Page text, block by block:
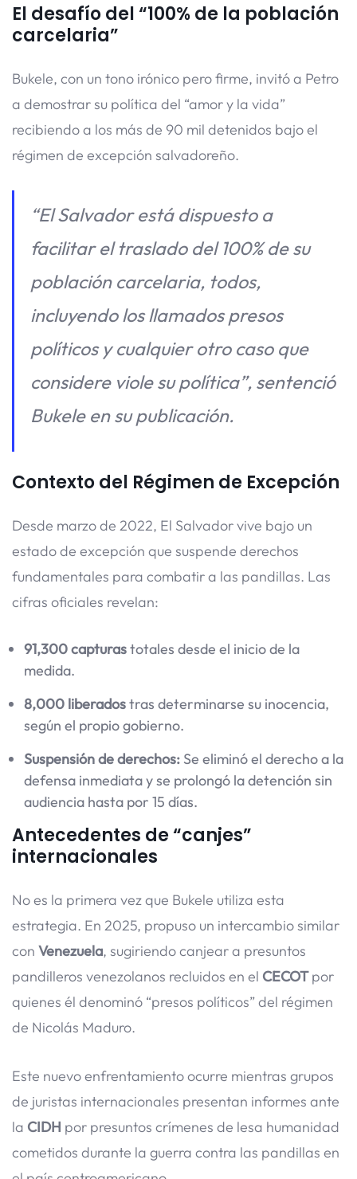
El desafío del “100% de la población
carcelaria”
Bukele, con un tono irónico pero firme, invitó a Petro
a demostrar su política del “amor y la vida”
recibiendo a los más de 90 mil detenidos bajo el
régimen de excepción salvadoreño.
“El Salvador está dispuesto a
facilitar el traslado del 100% de su
población carcelaria, todos,
incluyendo los llamados presos
políticos y cualquier otro caso que
considere viole su política”, sentenció
Bukele en su publicación.
Contexto del Régimen de Excepción
Desde marzo de 2022, El Salvador vive bajo un
estado de excepción que suspende derechos
fundamentales para combatir a las pandillas. Las
cifras oficiales revelan:
91,300 capturastotales desde el inicio de la
medida.
8,000 liberadostras determinarse su inocencia,
según el propio gobierno.
Suspensión de derechos: Se eliminó el derecho a la
defensa inmediata y se prolongó la detención sin
audiencia hasta por 15 días.
Antecedentes de “canjes”
internacionales
No es la primera vez que Bukele utiliza esta
estrategia. En 2025, propuso un intercambio similar
con Venezuela, sugiriendo canjear a presuntos
pandilleros venezolanos recluidos en el CECOTpor
quienes él denominó “presos políticos” del régimen
de Nicolás Maduro.
Este nuevo enfrentamiento ocurre mientras grupos
de juristas internacionales presentan informes ante
la CIDH por presuntos crímenes de lesa humanidad
cometidos durante la guerra contra las pandillas en